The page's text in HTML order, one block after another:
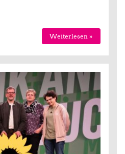
Weiterlesen »